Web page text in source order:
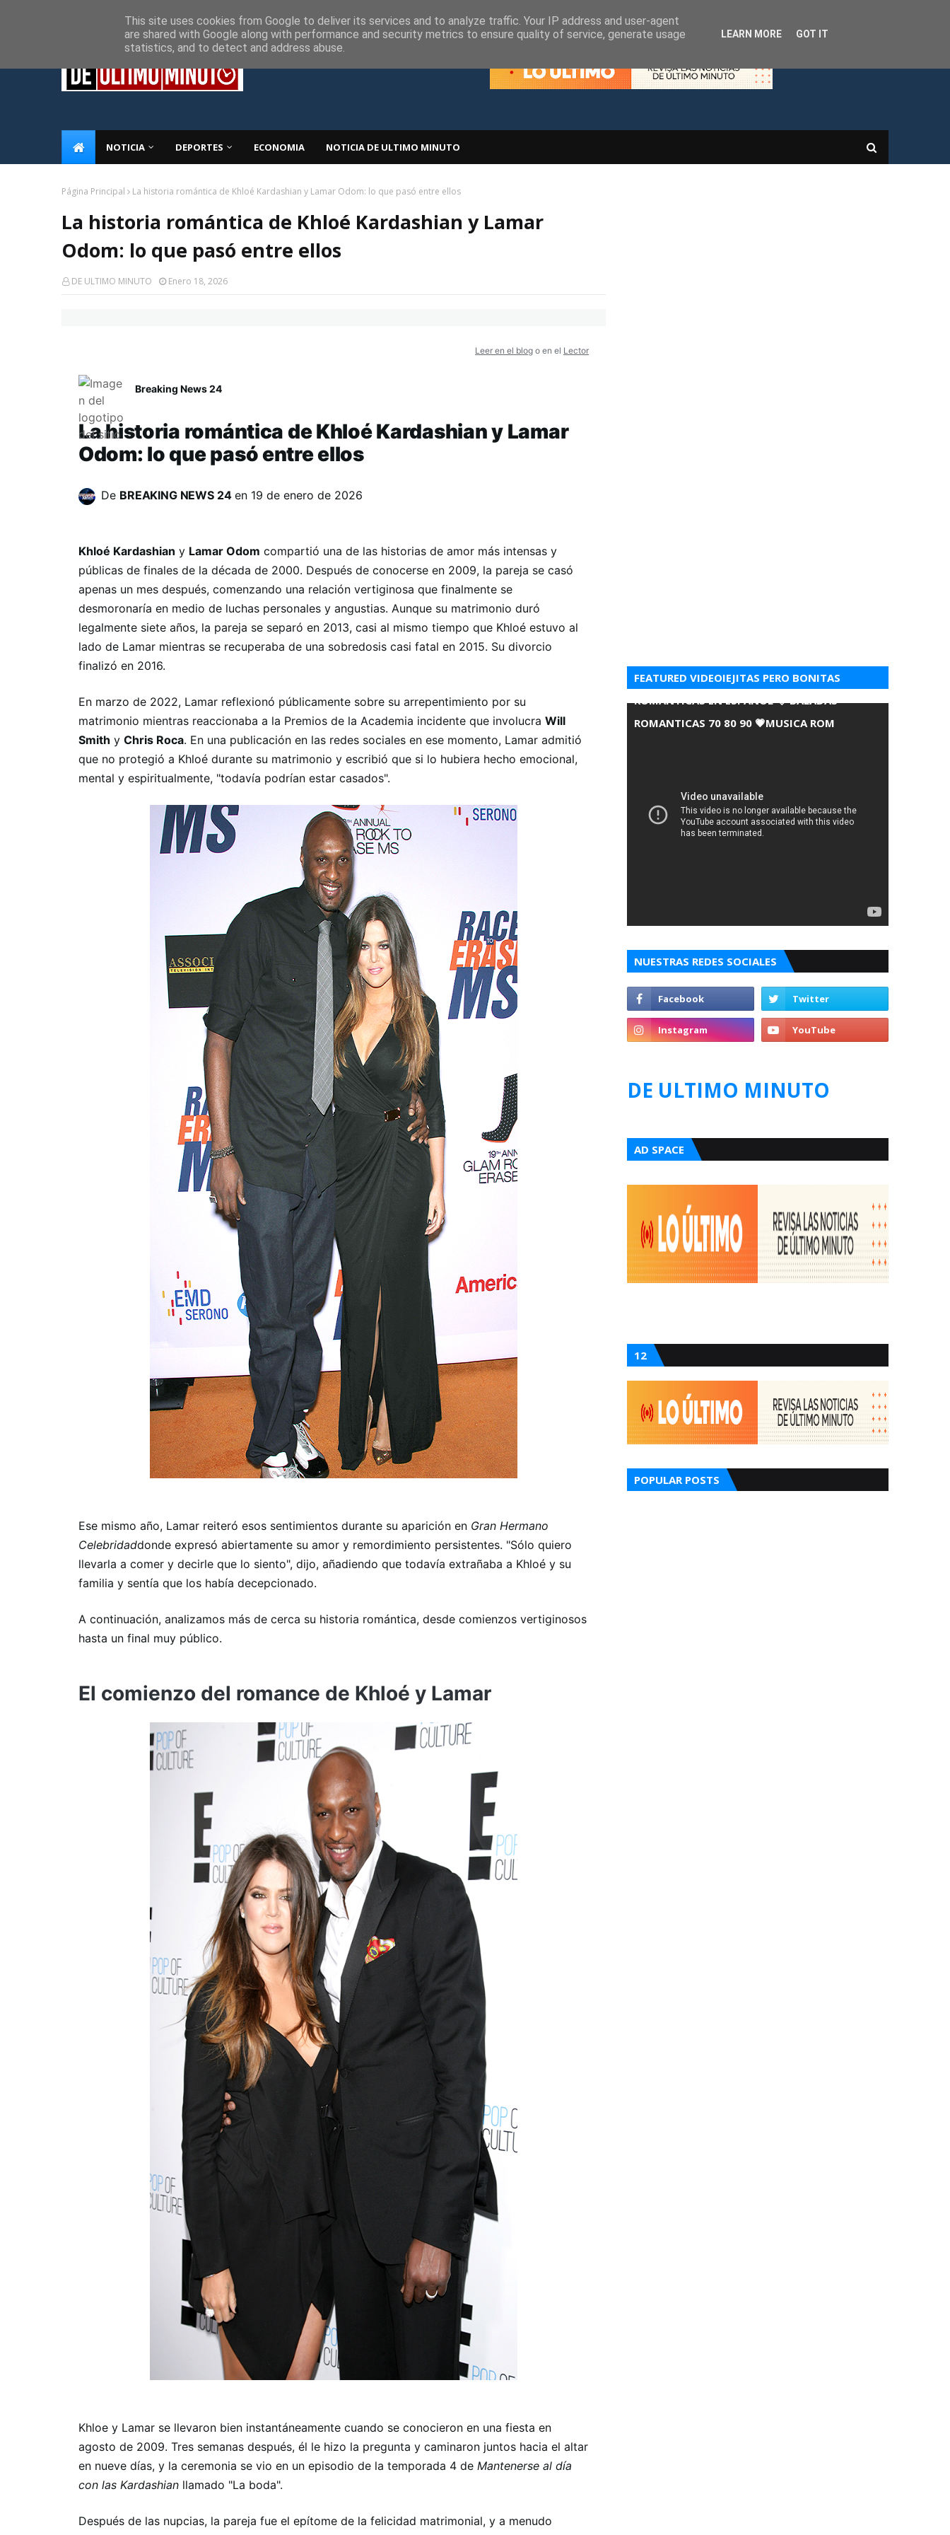
NOTICIA DEPORTES ECONOMIA NOTICIA DE ULTIMO MINUTO
Página Principal La historia romántica de Khloé Kardashian y Lamar Odom: lo que pasó entre ellos
La historia romántica de Khloé Kardashian y Lamar
Odom: lo que pasó entre ellos
DE ULTIMO MINUTO Enero 18, 2026
Leer en el blog o en el Lector
Breaking News 24
La historia romántica de Khloé Kardashian y Lamar
Odom: lo que pasó entre ellos
De BREAKING NEWS 24en 19 de enero de 2026
Khloé Kardashian y Lamar Odom compartió una de las historias de amor más intensas y
públicas de finales de la década de 2000. Después de conocerse en 2009, la pareja se casó
apenas un mes después, comenzando una relación vertiginosa que finalmente se
desmoronaría en medio de luchas personales y angustias. Aunque su matrimonio duró
legalmente siete años, la pareja se separó en 2013, casi al mismo tiempo que Khloé estuvo al
lado de Lamar mientras se recuperaba de una sobredosis casi fatal en 2015. Su divorcio
finalizó en 2016.
En marzo de 2022, Lamar reflexionó públicamente sobre su arrepentimiento por su
matrimonio mientras reaccionaba a la Premios de la Academia incidente que involucra Will
Smith y Chris Roca. En una publicación en las redes sociales en ese momento, Lamar admitió
que no protegió a Khloé durante su matrimonio y escribió que si lo hubiera hecho emocional,
mental y espiritualmente, "todavía podrían estar casados".
Ese mismo año, Lamar reiteró esos sentimientos durante su aparición en Gran Hermano
Celebridaddonde expresó abiertamente su amor y remordimiento persistentes. "Sólo quiero
llevarla a comer y decirle que lo siento", dijo, añadiendo que todavía extrañaba a Khloé y su
familia y sentía que los había decepcionado.
A continuación, analizamos más de cerca su historia romántica, desde comienzos vertiginosos
hasta un final muy público.
El comienzo del romance de Khloé y Lamar
Khloe y Lamar se llevaron bien instantáneamente cuando se conocieron en una fiesta en
agosto de 2009. Tres semanas después, él le hizo la pregunta y caminaron juntos hacia el altar
en nueve días, y la ceremonia se vio en un episodio de la temporada 4 de Mantenerse al día
con las Kardashian llamado "La boda".
Después de las nupcias, la pareja fue el epítome de la felicidad matrimonial, y a menudo
FEATURED VIDEOIEJITAS PERO BONITAS
ROMANTICAS EN ESPANOL 💘 BALADAS
ROMANTICAS 70 80 90 💗MUSICA ROM
NUESTRAS REDES SOCIALES
DE ULTIMO MINUTO
AD SPACE
12
POPULAR POSTS
This site uses cookies from Google to deliver its services and to analyze traffic. Your IP address and user-agent
are shared with Google along with performance and security metrics to ensure quality of service, generate usage
statistics, and to detect and address abuse.
LEARN MORE GOT IT